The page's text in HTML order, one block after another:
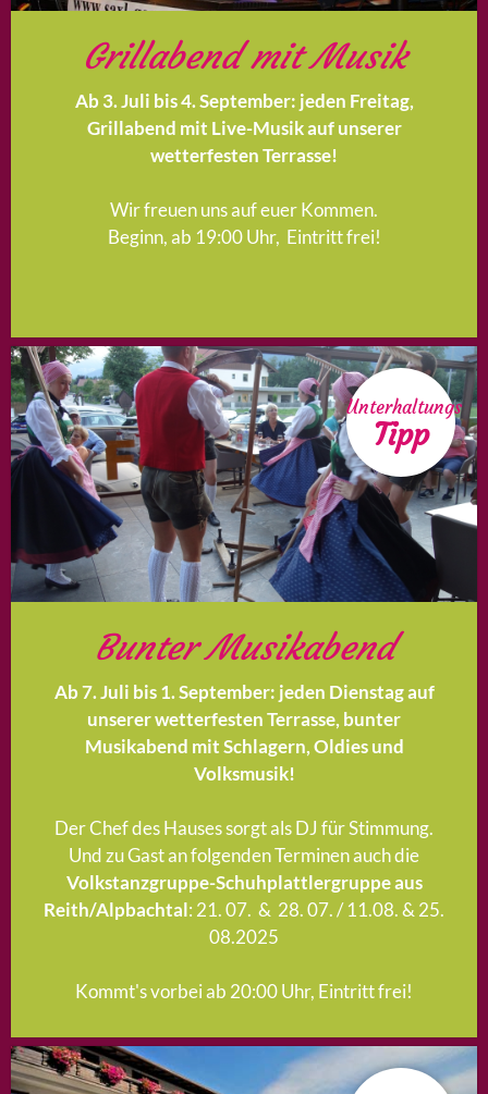
Grillabend mit Musik
Ab 3. Juli bis 4. September: jeden Freitag,
Grillabend mit Live-Musik auf unserer
wetterfesten Terrasse!
Wir freuen uns auf euer Kommen.
Beginn, ab 19:00 Uhr, Eintritt frei!
Unterhaltungs
Tipp
Bunter Musikabend
Ab 7. Juli bis 1. September: jeden Dienstag auf
unserer wetterfesten Terrasse, bunter
Musikabend mit Schlagern, Oldies und
Volksmusik!
Der Chef des Hauses sorgt als DJ für Stimmung.
Und zu Gast an folgenden Terminen auch die
Volkstanzgruppe-Schuhplattlergruppe aus
Reith/Alpbachtal: 21. 07. & 28. 07. / 11.08. & 25.
08.2025
Kommt's vorbei ab 20:00 Uhr, Eintritt frei!